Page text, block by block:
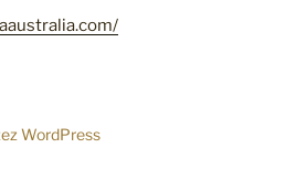
WordPress